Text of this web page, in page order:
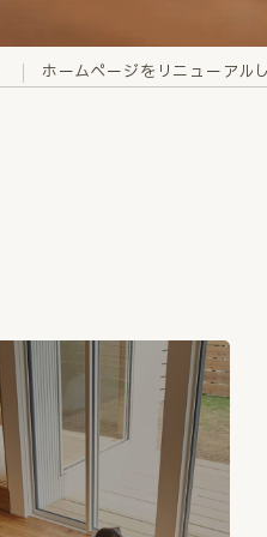
ホームページをリニューアル